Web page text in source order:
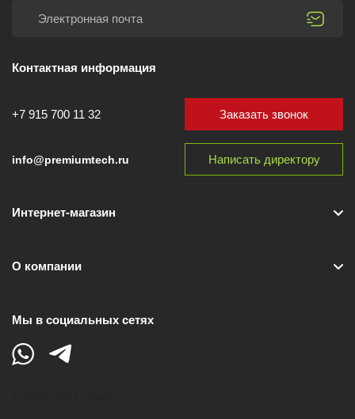
Контактная информация
+7 915 700 11 32
info@premiumtech.ru
Заказать звонок
Написать директору
Интернет-магазин
О компании
Мы в социальных сетях